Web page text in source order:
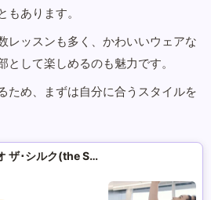
もあります。
レッスンも多く、かわいいウェアな
として楽しめるのも魅力です。
ため、まずは自分に合うスタイルを
マシンピラティススタジオ ザ･シルク(the SILK)